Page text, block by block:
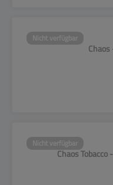
Nicht verfügbar
Nicht verfügbar
Chaos